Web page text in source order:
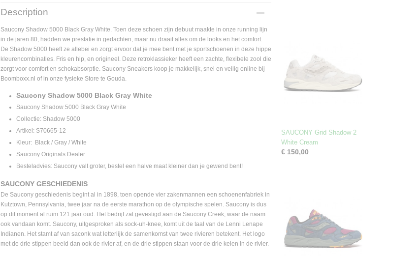
Supplier product code
Description
Saucony Shadow 5000 Black Gray White. Toen deze schoen zijn debuut maakte in onze running lijn
in de jaren 80, hadden we prestatie in gedachten, maar nu draait alles om de looks en het comfort.
De Shadow 5000 heeft ze allebei en zorgt ervoor dat je mee bent met je sportschoenen in deze hippe
kleurencombinaties. Fris en hip, en origineel. Deze retroklassieker heeft een zachte, flexibele zool die
zorgt voor comfort en schokabsorptie. Saucony Sneakers koop je makkelijk, snel en veilig online bij
Boomboxx.nl of in onze fysieke Store te Gouda.
Saucony Shadow 5000 Black Gray White
Saucony Shadow 5000 Black Gray White
Collectie: Shadow 5000
Artikel: S70665-12
Kleur: Black / Gray / White
Saucony Originals Dealer
Besteladvies: Saucony valt groter, bestel een halve maat kleiner dan je gewend bent!
SAUCONY GESCHIEDENIS
De Saucony geschiedenis begint al in 1898, toen opende vier zakenmannen een schoenenfabriek in
Kutztown, Pennsylvania, twee jaar na de eerste marathon op de olympische spelen. Saucony is dus
op dit moment al ruim 121 jaar oud. Het bedrijf zat gevestigd aan de Saucony Creek, waar de naam
ook vandaan komt. Saucony, uitgesproken als sock-uh-knee, komt uit de taal van de Lenni Lenape
Indianen. Het stamt af van saconk wat letterlijk de samenkomst van twee rivieren betekent. Het logo
met de drie stippen beeld dan ook de rivier af, en de drie stippen staan voor de drie keien in de rivier.
SAUCONY Grid Shadow 2
White Cream
€ 150,00